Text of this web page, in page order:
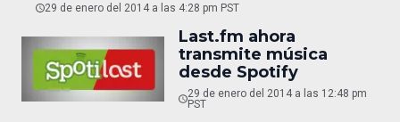
29 de enero del 2014 a las 4:28 pm PST
Last.fm ahora
transmite música
desde Spotify
29 de enero del 2014 a las 12:48 pm
PST